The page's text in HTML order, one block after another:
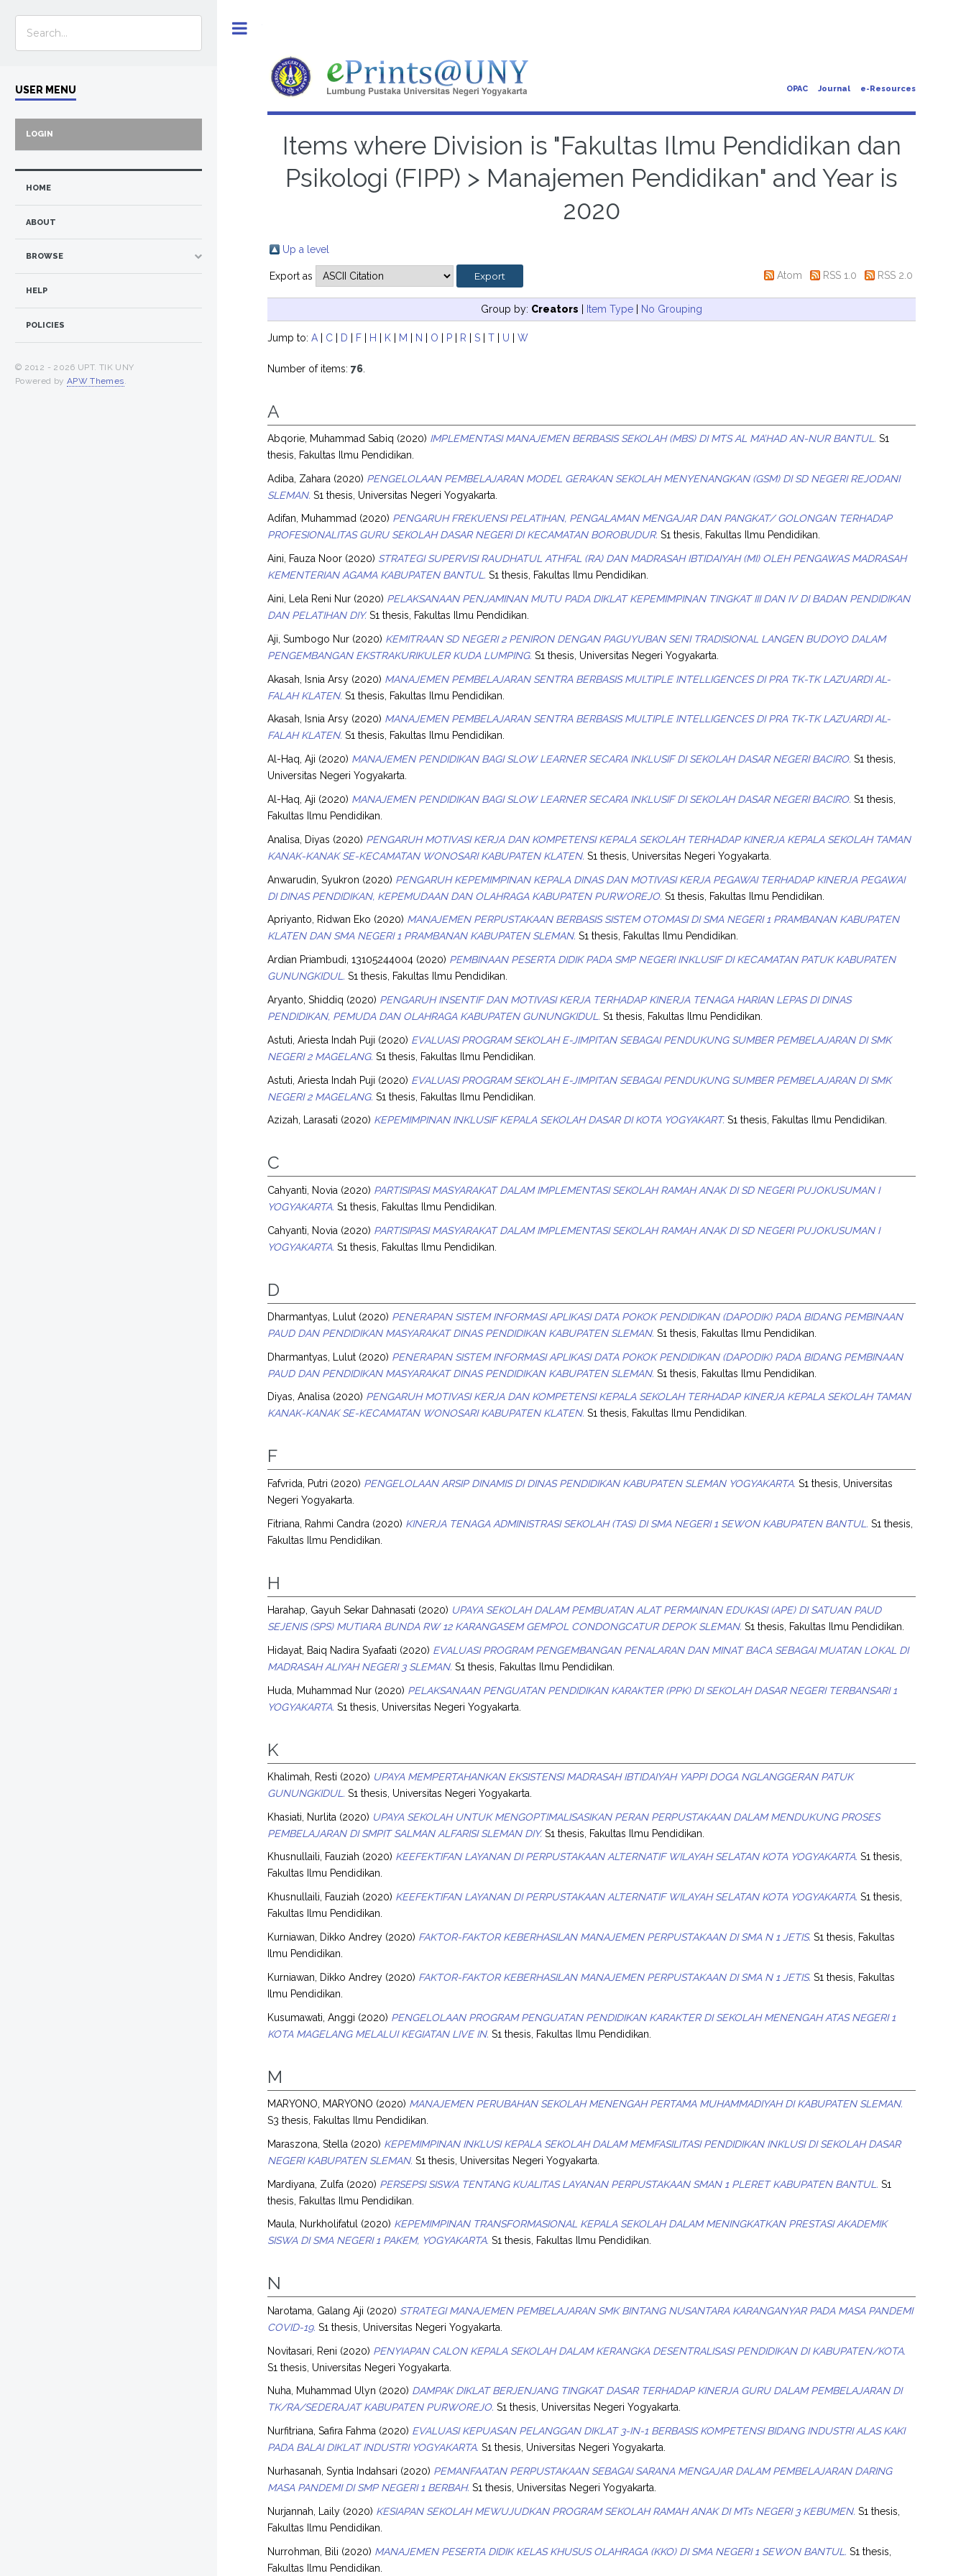
OPAC Journal e-Resources
Items where Division is "Fakultas Ilmu Pendidikan dan
Psikologi (FIPP) > Manajemen Pendidikan" and Year is
2020
Up a level
Export as Atom RSS 1.0 RSS 2.0
Group by: Creators | Item Type | No Grouping
Jump to:A | C | D | F | H | K | M | N | O | P | R |S |T | U |W
Number of items:76
A
Abqorie, Muhammad Sabiq (2020) IMPLEMENTASI MANAJEMEN BERBASIS SEKOLAH (MBS) DI MTS AL MA’HAD AN-NUR BANTUL. S1
thesis, Fakultas Ilmu Pendidikan.
Adiba, Zahara (2020) PENGELOLAAN PEMBELAJARAN MODEL GERAKAN SEKOLAH MENYENANGKAN (GSM) DI SD NEGERI REJODANI
SLEMAN. S1 thesis, Universitas Negeri Yogyakarta.
Adifan, Muhammad (2020) PENGARUH FREKUENSI PELATIHAN, PENGALAMAN MENGAJAR DAN PANGKAT/ GOLONGAN TERHADAP
PROFESIONALITAS GURU SEKOLAH DASAR NEGERI DI KECAMATAN BOROBUDUR. S1 thesis, Fakultas Ilmu Pendidikan.
Aini, Fauza Noor (2020) STRATEGI SUPERVISI RAUDHATUL ATHFAL (RA) DAN MADRASAH IBTIDAIYAH (MI) OLEH PENGAWAS MADRASAH
KEMENTERIAN AGAMA KABUPATEN BANTUL. S1 thesis, Fakultas Ilmu Pendidikan.
Aini, Lela Reni Nur (2020) PELAKSANAAN PENJAMINAN MUTU PADA DIKLAT KEPEMIMPINAN TINGKAT III DAN IV DI BADAN PENDIDIKAN
DAN PELATIHAN DIY. S1 thesis, Fakultas Ilmu Pendidikan.
Aji, Sumbogo Nur (2020) KEMITRAAN SD NEGERI 2 PENIRON DENGAN PAGUYUBAN SENI TRADISIONAL LANGEN BUDOYO DALAM
PENGEMBANGAN EKSTRAKURIKULER KUDA LUMPING. S1 thesis, Universitas Negeri Yogyakarta.
Akasah, Isnia Arsy (2020) MANAJEMEN PEMBELAJARAN SENTRA BERBASIS MULTIPLE INTELLIGENCES DI PRA TK-TK LAZUARDI AL-
FALAH KLATEN. S1 thesis, Fakultas Ilmu Pendidikan.
Akasah, Isnia Arsy (2020) MANAJEMEN PEMBELAJARAN SENTRA BERBASIS MULTIPLE INTELLIGENCES DI PRA TK-TK LAZUARDI AL-
FALAH KLATEN. S1 thesis, Fakultas Ilmu Pendidikan.
Al-Haq, Aji (2020) MANAJEMEN PENDIDIKAN BAGI SLOW LEARNER SECARA INKLUSIF DI SEKOLAH DASAR NEGERI BACIRO. S1 thesis,
Universitas Negeri Yogyakarta.
Al-Haq, Aji (2020) MANAJEMEN PENDIDIKAN BAGI SLOW LEARNER SECARA INKLUSIF DI SEKOLAH DASAR NEGERI BACIRO. S1 thesis,
Fakultas Ilmu Pendidikan.
Analisa, Diyas (2020) PENGARUH MOTIVASI KERJA DAN KOMPETENSI KEPALA SEKOLAH TERHADAP KINERJA KEPALA SEKOLAH TAMAN
KANAK-KANAK SE-KECAMATAN WONOSARI KABUPATEN KLATEN. S1 thesis, Universitas Negeri Yogyakarta.
Anwarudin, Syukron (2020) PENGARUH KEPEMIMPINAN KEPALA DINAS DAN MOTIVASI KERJA PEGAWAI TERHADAP KINERJA PEGAWAI
DI DINAS PENDIDIKAN, KEPEMUDAAN DAN OLAHRAGA KABUPATEN PURWOREJO. S1 thesis, Fakultas Ilmu Pendidikan.
Apriyanto, Ridwan Eko (2020) MANAJEMEN PERPUSTAKAAN BERBASIS SISTEM OTOMASI DI SMA NEGERI 1 PRAMBANAN KABUPATEN
KLATEN DAN SMA NEGERI 1 PRAMBANAN KABUPATEN SLEMAN. S1 thesis, Fakultas Ilmu Pendidikan.
Ardian Priambudi, 13105244004 (2020) PEMBINAAN PESERTA DIDIK PADA SMP NEGERI INKLUSIF DI KECAMATAN PATUK KABUPATEN
GUNUNGKIDUL. S1 thesis, Fakultas Ilmu Pendidikan.
Aryanto, Shiddiq (2020) PENGARUH INSENTIF DAN MOTIVASI KERJA TERHADAP KINERJA TENAGA HARIAN LEPAS DI DINAS
PENDIDIKAN, PEMUDA DAN OLAHRAGA KABUPATEN GUNUNGKIDUL. S1 thesis, Fakultas Ilmu Pendidikan.
Astuti, Ariesta Indah Puji (2020) EVALUASI PROGRAM SEKOLAH E-JIMPITAN SEBAGAI PENDUKUNG SUMBER PEMBELAJARAN DI SMK
NEGERI 2 MAGELANG. S1 thesis, Fakultas Ilmu Pendidikan.
Astuti, Ariesta Indah Puji (2020) EVALUASI PROGRAM SEKOLAH E-JIMPITAN SEBAGAI PENDUKUNG SUMBER PEMBELAJARAN DI SMK
NEGERI 2 MAGELANG. S1 thesis, Fakultas Ilmu Pendidikan.
Azizah, Larasati (2020) KEPEMIMPINAN INKLUSIF KEPALA SEKOLAH DASAR DI KOTA YOGYAKART. S1 thesis, Fakultas Ilmu Pendidikan.
C
Cahyanti, Novia (2020) PARTISIPASI MASYARAKAT DALAM IMPLEMENTASI SEKOLAH RAMAH ANAK DI SD NEGERI PUJOKUSUMAN I
YOGYAKARTA. S1 thesis, Fakultas Ilmu Pendidikan.
Cahyanti, Novia (2020) PARTISIPASI MASYARAKAT DALAM IMPLEMENTASI SEKOLAH RAMAH ANAK DI SD NEGERI PUJOKUSUMAN I
YOGYAKARTA. S1 thesis, Fakultas Ilmu Pendidikan.
D
Dharmantyas, Lulut (2020) PENERAPAN SISTEM INFORMASI APLIKASI DATA POKOK PENDIDIKAN (DAPODIK) PADA BIDANG PEMBINAAN
PAUD DAN PENDIDIKAN MASYARAKAT DINAS PENDIDIKAN KABUPATEN SLEMAN. S1 thesis, Fakultas Ilmu Pendidikan.
Dharmantyas, Lulut (2020) PENERAPAN SISTEM INFORMASI APLIKASI DATA POKOK PENDIDIKAN (DAPODIK) PADA BIDANG PEMBINAAN
PAUD DAN PENDIDIKAN MASYARAKAT DINAS PENDIDIKAN KABUPATEN SLEMAN. S1 thesis, Fakultas Ilmu Pendidikan.
Diyas, Analisa (2020) PENGARUH MOTIVASI KERJA DAN KOMPETENSI KEPALA SEKOLAH TERHADAP KINERJA KEPALA SEKOLAH TAMAN
KANAK-KANAK SE-KECAMATAN WONOSARI KABUPATEN KLATEN. S1 thesis, Fakultas Ilmu Pendidikan.
F
Fafvrida, Putri (2020) PENGELOLAAN ARSIP DINAMIS DI DINAS PENDIDIKAN KABUPATEN SLEMAN YOGYAKARTA. S1 thesis, Universitas
Negeri Yogyakarta.
Fitriana, Rahmi Candra (2020) KINERJA TENAGA ADMINISTRASI SEKOLAH (TAS) DI SMA NEGERI 1 SEWON KABUPATEN BANTUL. S1 thesis,
Fakultas Ilmu Pendidikan.
H
Harahap, Gayuh Sekar Dahnasati (2020) UPAYA SEKOLAH DALAM PEMBUATAN ALAT PERMAINAN EDUKASI (APE) DI SATUAN PAUD
SEJENIS (SPS) MUTIARA BUNDA RW 12 KARANGASEM GEMPOL CONDONGCATUR DEPOK SLEMAN. S1 thesis, Fakultas Ilmu Pendidikan.
Hidayat, Baiq Nadira Syafaati (2020) EVALUASI PROGRAM PENGEMBANGAN PENALARAN DAN MINAT BACA SEBAGAI MUATAN LOKAL DI
MADRASAH ALIYAH NEGERI 3 SLEMAN. S1 thesis, Fakultas Ilmu Pendidikan.
Huda, Muhammad Nur (2020) PELAKSANAAN PENGUATAN PENDIDIKAN KARAKTER (PPK) DI SEKOLAH DASAR NEGERI TERBANSARI 1
YOGYAKARTA. S1 thesis, Universitas Negeri Yogyakarta.
K
Khalimah, Resti (2020) UPAYA MEMPERTAHANKAN EKSISTENSI MADRASAH IBTIDAIYAH YAPPI DOGA NGLANGGERAN PATUK
GUNUNGKIDUL. S1 thesis, Universitas Negeri Yogyakarta.
Khasiati, Nurlita (2020) UPAYA SEKOLAH UNTUK MENGOPTIMALISASIKAN PERAN PERPUSTAKAAN DALAM MENDUKUNG PROSES
PEMBELAJARAN DI SMPIT SALMAN ALFARISI SLEMAN DIY. S1 thesis, Fakultas Ilmu Pendidikan.
Khusnullaili, Fauziah (2020) KEEFEKTIFAN LAYANAN DI PERPUSTAKAAN ALTERNATIF WILAYAH SELATAN KOTA YOGYAKARTA. S1 thesis,
Fakultas Ilmu Pendidikan.
Khusnullaili, Fauziah (2020) KEEFEKTIFAN LAYANAN DI PERPUSTAKAAN ALTERNATIF WILAYAH SELATAN KOTA YOGYAKARTA. S1 thesis,
Fakultas Ilmu Pendidikan.
Kurniawan, Dikko Andrey (2020) FAKTOR-FAKTOR KEBERHASILAN MANAJEMEN PERPUSTAKAAN DI SMA N 1 JETIS. S1 thesis, Fakultas
Ilmu Pendidikan.
Kurniawan, Dikko Andrey (2020) FAKTOR-FAKTOR KEBERHASILAN MANAJEMEN PERPUSTAKAAN DI SMA N 1 JETIS. S1 thesis, Fakultas
Ilmu Pendidikan.
Kusumawati, Anggi (2020) PENGELOLAAN PROGRAM PENGUATAN PENDIDIKAN KARAKTER DI SEKOLAH MENENGAH ATAS NEGERI 1
KOTA MAGELANG MELALUI KEGIATAN LIVE IN. S1 thesis, Fakultas Ilmu Pendidikan.
M
MARYONO, MARYONO (2020) MANAJEMEN PERUBAHAN SEKOLAH MENENGAH PERTAMA MUHAMMADIYAH DI KABUPATEN SLEMAN.
S3 thesis, Fakultas Ilmu Pendidikan.
Maraszona, Stella (2020) KEPEMIMPINAN INKLUSI KEPALA SEKOLAH DALAM MEMFASILITASI PENDIDIKAN INKLUSI DI SEKOLAH DASAR
NEGERI KABUPATEN SLEMAN. S1 thesis, Universitas Negeri Yogyakarta.
Mardiyana, Zulfa (2020) PERSEPSI SISWA TENTANG KUALITAS LAYANAN PERPUSTAKAAN SMAN 1 PLERET KABUPATEN BANTUL. S1
thesis, Fakultas Ilmu Pendidikan.
Maula, Nurkholifatul (2020) KEPEMIMPINAN TRANSFORMASIONAL KEPALA SEKOLAH DALAM MENINGKATKAN PRESTASI AKADEMIK
SISWA DI SMA NEGERI 1 PAKEM, YOGYAKARTA. S1 thesis, Fakultas Ilmu Pendidikan.
N
Narotama, Galang Aji (2020) STRATEGI MANAJEMEN PEMBELAJARAN SMK BINTANG NUSANTARA KARANGANYAR PADA MASA PANDEMI
COVID-19. S1 thesis, Universitas Negeri Yogyakarta.
Novitasari, Reni (2020) PENYIAPAN CALON KEPALA SEKOLAH DALAM KERANGKA DESENTRALISASI PENDIDIKAN DI KABUPATEN/KOTA.
S1 thesis, Universitas Negeri Yogyakarta.
Nuha, Muhammad Ulyn (2020) DAMPAK DIKLAT BERJENJANG TINGKAT DASAR TERHADAP KINERJA GURU DALAM PEMBELAJARAN DI
TK/RA/SEDERAJAT KABUPATEN PURWOREJO. S1 thesis, Universitas Negeri Yogyakarta.
Nurfitriana, Safira Fahma (2020) EVALUASI KEPUASAN PELANGGAN DIKLAT 3-IN-1 BERBASIS KOMPETENSI BIDANG INDUSTRI ALAS KAKI
PADA BALAI DIKLAT INDUSTRI YOGYAKARTA. S1 thesis, Universitas Negeri Yogyakarta.
Nurhasanah, Syntia Indahsari (2020) PEMANFAATAN PERPUSTAKAAN SEBAGAI SARANA MENGAJAR DALAM PEMBELAJARAN DARING
MASA PANDEMI DI SMP NEGERI 1 BERBAH. S1 thesis, Universitas Negeri Yogyakarta.
Nurjannah, Laily (2020) KESIAPAN SEKOLAH MEWUJUDKAN PROGRAM SEKOLAH RAMAH ANAK DI MTs NEGERI 3 KEBUMEN. S1 thesis,
Fakultas Ilmu Pendidikan.
Nurrohman, Bili (2020) MANAJEMEN PESERTA DIDIK KELAS KHUSUS OLAHRAGA (KKO) DI SMA NEGERI 1 SEWON BANTUL. S1 thesis,
Fakultas Ilmu Pendidikan.
USER MENU
LOGIN
HOME
ABOUT
BROWSE
HELP
POLICIES
© 2012 - 2026 UPT. TIK UNY
Powered by APW Themes